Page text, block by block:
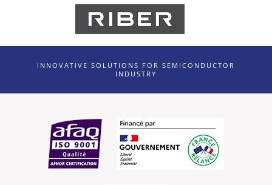
INNOVATIVE SOLUTIONS FOR SEMICONDUCTOR
INDUSTRY